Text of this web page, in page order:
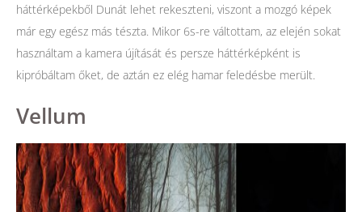
háttérképekből Dunát lehet rekeszteni, viszont a mozgó képek
már egy egész más tészta. Mikor 6s-re váltottam, az elején sokat
használtam a kamera újítását és persze háttérképként is
kipróbáltam őket, de aztán ez elég hamar feledésbe merült.
Vellum